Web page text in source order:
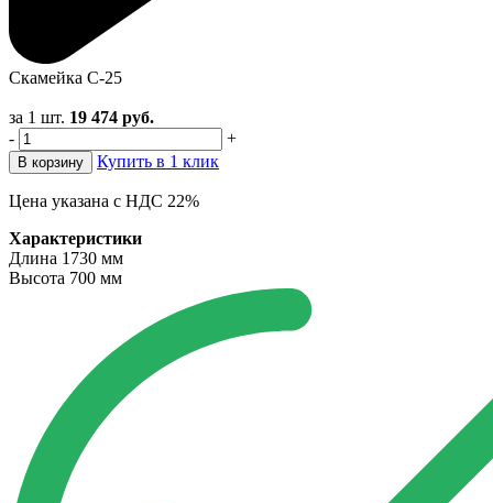
Скамейка С-25
за 1 шт. 19 474 руб.
-
+
В корзину Купить в 1 клик
Цена указана с НДС 22%
Характеристики
Длина 1730 мм
Высота 700 мм